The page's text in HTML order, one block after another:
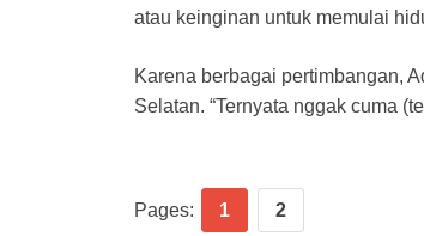
atau keinginan untuk memulai
Karena berbagai pertimbangan,
Selatan. “Ternyata nggak cuma
Pages: 1 2